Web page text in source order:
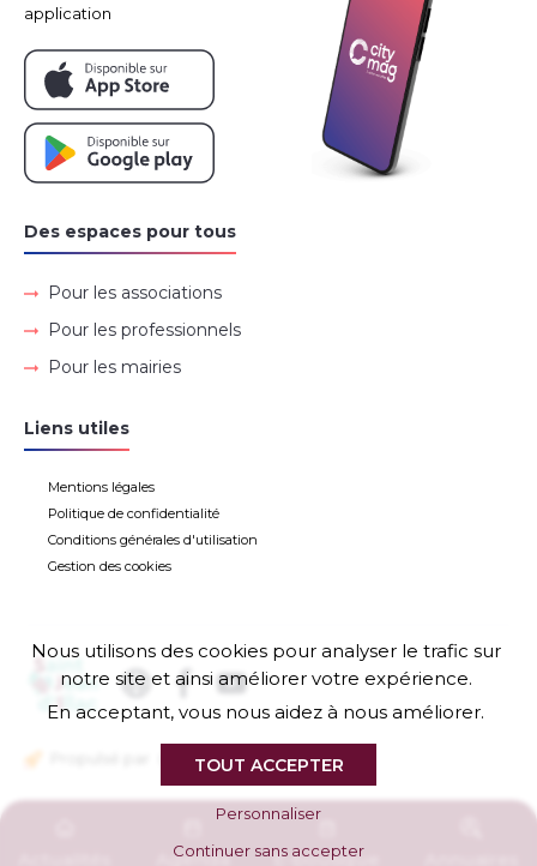
Des espaces pour tous
Pour les associations
Pour les professionnels
Pour les mairies
Liens utiles
Mentions légales
Politique de confidentialité
Conditions générales d'utilisation
Gestion des cookies
application
Agenda E-boutique
Nous utilisons des cookies pour analyser le trafic sur
notre site et ainsi améliorer votre expérience.
En acceptant, vous nous aidez à nous améliorer.
TOUT ACCEPTER
Personnaliser
Continuer sans accepter